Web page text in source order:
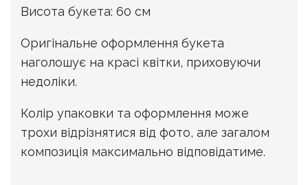
Висота букета: 60 см
Оригінальне оформлення букета
наголошує на красі квітки, приховуючи
недоліки.
Колір упаковки та оформлення може
трохи відрізнятися від фото, але загалом
композиція максимально відповідатиме.